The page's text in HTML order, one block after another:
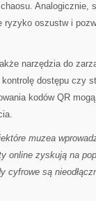
Analogicznie,
oszustw i
narzędzia do
dostępu czy
kodów QR
muzea
online zyskują na
są